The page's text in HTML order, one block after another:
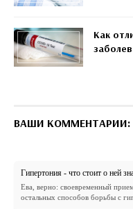
Как
ВАШИ КОММЕНТАРИИ:
Гипертония - что стоит о ней
Ева, верно: своевременный
остальных способов борьбы с